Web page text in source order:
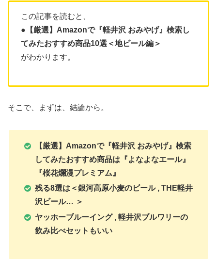
この記事を読むと、
●【厳選】Amazonで『軽井沢 おみやげ』検索し
てみたおすすめ商品10選＜地ビール編＞
がわかります。
そこで、まずは、結論から。
【厳選】Amazonで『軽井沢 おみやげ』検索
してみたおすすめ商品は『よなよなエール』
『桜花爛漫プレミアム』
残る8選は＜銀河高原小麦のビール , THE軽井
沢ビール… ＞
ヤッホーブルーイング , 軽井沢ブルワリーの
飲み比べセットもいい